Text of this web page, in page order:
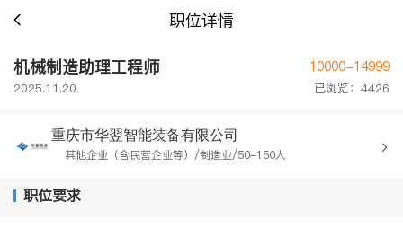
职位详情
机械制造助理工程师 10000-14999
2025.11.20 已浏览：4426
重庆市华翌智能装备有限公司
其他企业（含民营企业等）/制造业/50-150人
职位要求